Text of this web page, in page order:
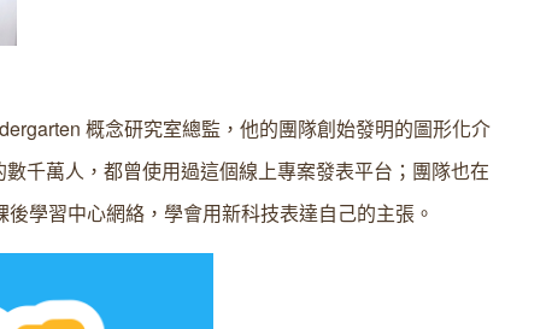
概念研究室總監，他的團隊創始發明的圖形化介
千萬人，都曾使用過這個線上專案發表平台；團隊也在
學習中心網絡，學會用新科技表達自己的主張。